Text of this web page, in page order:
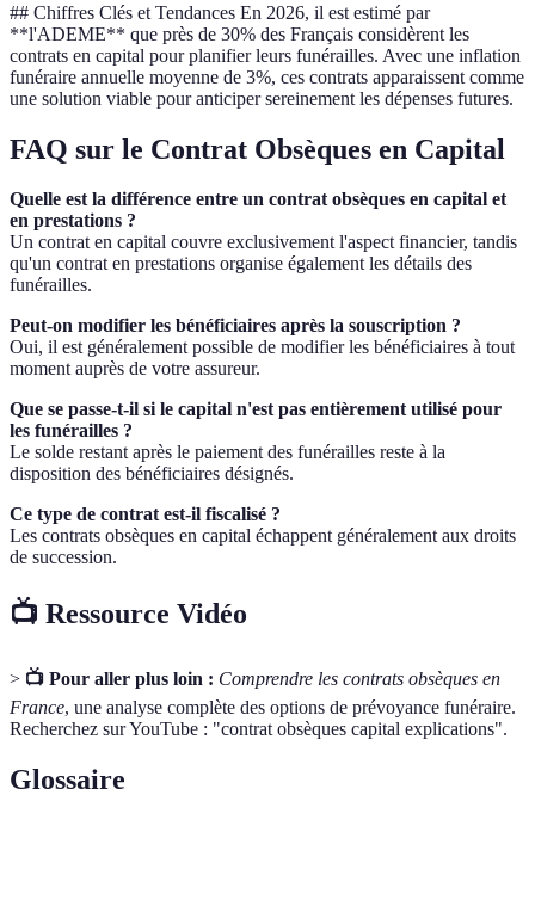
## Chiffres Clés et Tendances En 2026, il est estimé par
**l'ADEME** que près de 30% des Français considèrent les
contrats en capital pour planifier leurs funérailles. Avec une inflation
funéraire annuelle moyenne de 3%, ces contrats apparaissent comme
une solution viable pour anticiper sereinement les dépenses futures.
FAQ sur le Contrat Obsèques en Capital
Quelle est la différence entre un contrat obsèques en capital et
en prestations ?
Un contrat en capital couvre exclusivement l'aspect financier, tandis
qu'un contrat en prestations organise également les détails des
funérailles.
Peut-on modifier les bénéficiaires après la souscription ?
Oui, il est généralement possible de modifier les bénéficiaires à tout
moment auprès de votre assureur.
Que se passe-t-il si le capital n'est pas entièrement utilisé pour
les funérailles ?
Le solde restant après le paiement des funérailles reste à la
disposition des bénéficiaires désignés.
Ce type de contrat est-il fiscalisé ?
Les contrats obsèques en capital échappent généralement aux droits
de succession.
📺 Ressource Vidéo
> 📺 Pour aller plus loin : Comprendre les contrats obsèques en
France, une analyse complète des options de prévoyance funéraire.
Recherchez sur YouTube : "contrat obsèques capital explications".
Glossaire